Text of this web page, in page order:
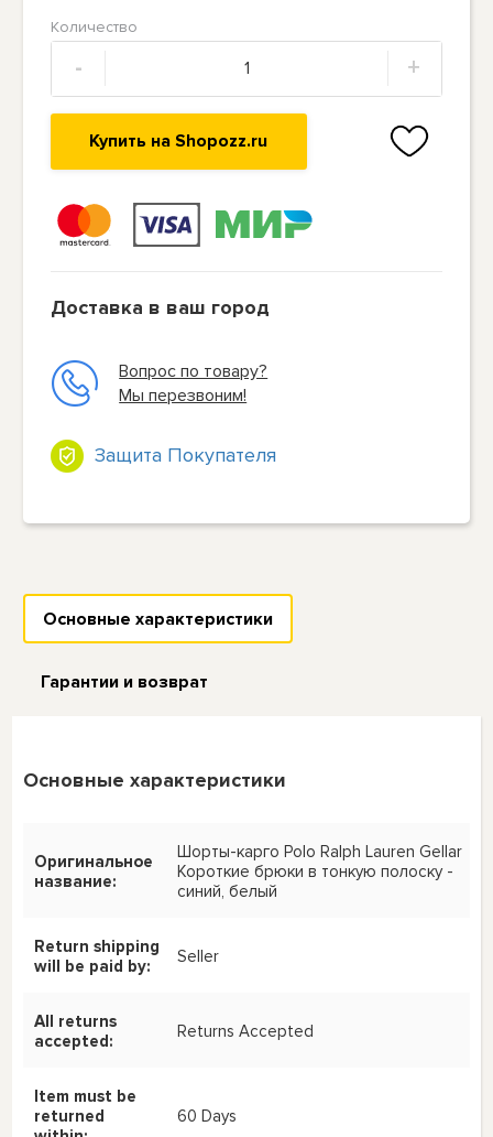
Количество
- +
Купить на Shopozz.ru
Доставка в ваш город
Вопрос по товару?
Мы перезвоним!
Защита Покупателя
Основные характеристики
Гарантии и возврат
Основные характеристики
Оригинальное
название:
Шорты-карго Polo Ralph Lauren Gellar
Короткие брюки в тонкую полоску -
синий, белый
Return shipping
will be paid by:
Seller
All returns
accepted:
Returns Accepted
Item must be
returned
60 Days